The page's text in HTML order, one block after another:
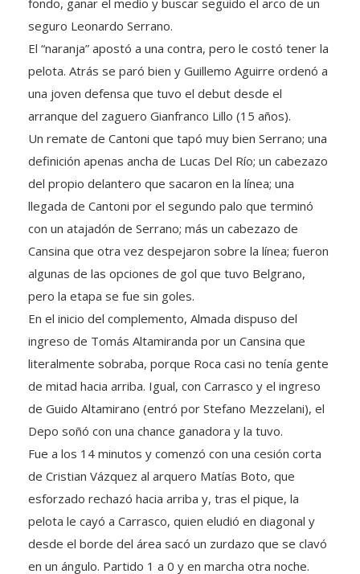
seguro Leonardo Serrano.
El “naranja” apostó a una contra, pero le costó tener la
pelota. Atrás se paró bien y Guillemo Aguirre ordenó a
una joven defensa que tuvo el debut desde el
arranque del zaguero Gianfranco Lillo (15 años).
Un remate de Cantoni que tapó muy bien Serrano; una
definición apenas ancha de Lucas Del Río; un cabezazo
del propio delantero que sacaron en la línea; una
llegada de Cantoni por el segundo palo que terminó
con un atajadón de Serrano; más un cabezazo de
Cansina que otra vez despejaron sobre la línea; fueron
algunas de las opciones de gol que tuvo Belgrano,
pero la etapa se fue sin goles.
En el inicio del complemento, Almada dispuso del
ingreso de Tomás Altamiranda por un Cansina que
literalmente sobraba, porque Roca casi no tenía gente
de mitad hacia arriba. Igual, con Carrasco y el ingreso
de Guido Altamirano (entró por Stefano Mezzelani), el
Depo soñó con una chance ganadora y la tuvo.
Fue a los 14 minutos y comenzó con una cesión corta
de Cristian Vázquez al arquero Matías Boto, que
esforzado rechazó hacia arriba y, tras el pique, la
pelota le cayó a Carrasco, quien eludió en diagonal y
desde el borde del área sacó un zurdazo que se clavó
en un ángulo. Partido 1 a 0 y en marcha otra noche.